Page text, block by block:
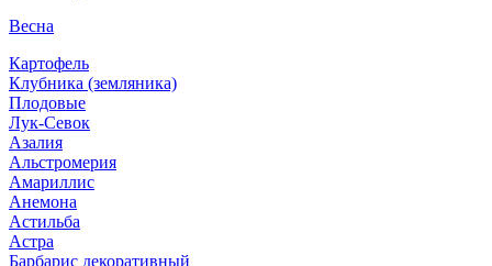
Весна
Картофель
Клубника (земляника)
Плодовые
Лук-Севок
Азалия
Альстромерия
Амариллис
Анемона
Астильба
Астра
Барбарис декоративный